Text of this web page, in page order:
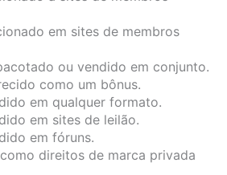
em sites de membros
ou vendido em conjunto.
como um bônus.
em qualquer formato.
em sites de leilão.
em fóruns.
direitos de marca privada